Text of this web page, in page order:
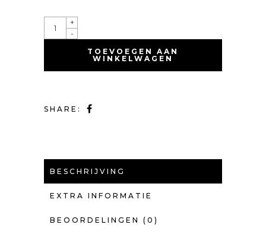
QUANTITY
-
+
TOEVOEGEN AAN
WINKELWAGEN
SHARE:
BESCHRIJVING
EXTRA INFORMATIE
BEOORDELINGEN (0)